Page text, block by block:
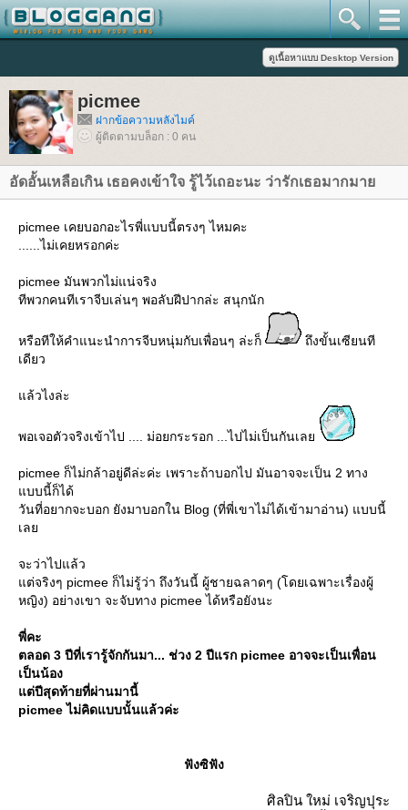
picmee
ฝากข้อความหลังไมค์
ผู้ติดตามบล็อก : 0 คน
อัดอั้นเหลือเกิน เธอคงเข้าใจ รู้ไว้เถอะนะ ว่ารักเธอมากมา
picmee เคยบอกอะไรพี่แบบนี้ตรงๆ ไหมคะ
......ไม่เคยหรอกค่ะ
picmee มันพวกไม่แน่จริง
ทีพวกคนทีเราจีบเล่นๆ พอลับฝีปากล่ะ สนุกนัก
หรือทีให้คำแนะนำการจีบหนุ่มกับเพื่อนๆ ล่ะก็
ถึงขั้นเซียนที
เดียว
ล้วไงล่ะ
พอเจอตัวจริงเข้าไป .... ม่อยกระรอก ...ไปไม่เป็นกันเล
picmee ก็ไม่กล้าอยู่ดีล่ะค่ะ เพราะถ้าบอกไป มันอาจจะเป็น 2 ทาง
บบนี้ก็ได้
วันที่อยากจะบอก ยังมาบอกใน Blog (ที่พี่เขาไม่ได้เข้ามาอ่าน) แบบนี้
เล
จะว่าไปแล้ว
ต่จริงๆ picmee ก็ไม่รู้ว่า ถึงวันนี้ ผู้ชายฉลาดๆ (โดยเฉพาะเรื่องผู้
หญิง) อย่างเขา จะจับทาง picmee ได้หรือยังนะ
พี่คะ
ตลอด 3 ปีที่เรารู้จักกันมา... ช่วง 2 ปีแรก picmee อาจจะเป็นเพื่อน
เป็นน้อง
ต่ปีสุดท้ายที่ผ่านมานี้
picmee ไม่คิดแบบนั้นแล้วค่ะ
ฟังซิฟัง
ศิลปิน ใหม่ เจริญปุระ